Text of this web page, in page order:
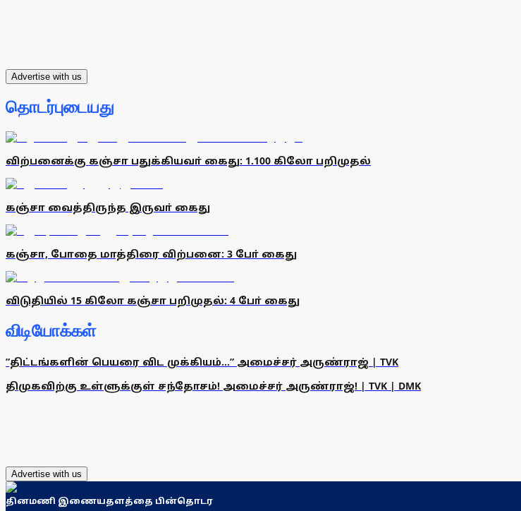
Advertise with us
தொடர்புடையது
விற்பனைக்கு கஞ்சா பதுக்கியவா் கைது: 1.100 கிலோ பறிமுதல்
கஞ்சா வைத்திருந்த இருவா் கைது
கஞ்சா, போதை மாத்திரை விற்பனை: 3 போ் கைது
விடுதியில் 15 கிலோ கஞ்சா பறிமுதல்: 4 போ் கைது
விடியோக்கள்
”திட்டங்களின் பெயரை விட முக்கியம்...” அமைச்சர் அருண்ராஜ் | TVK
திமுகவிற்கு உள்ளுக்குள் சந்தோசம்! அமைச்சர் அருண்ராஜ்! | TVK | DMK
Advertise with us
தினமணி இணையதளத்தை பின்தொடர